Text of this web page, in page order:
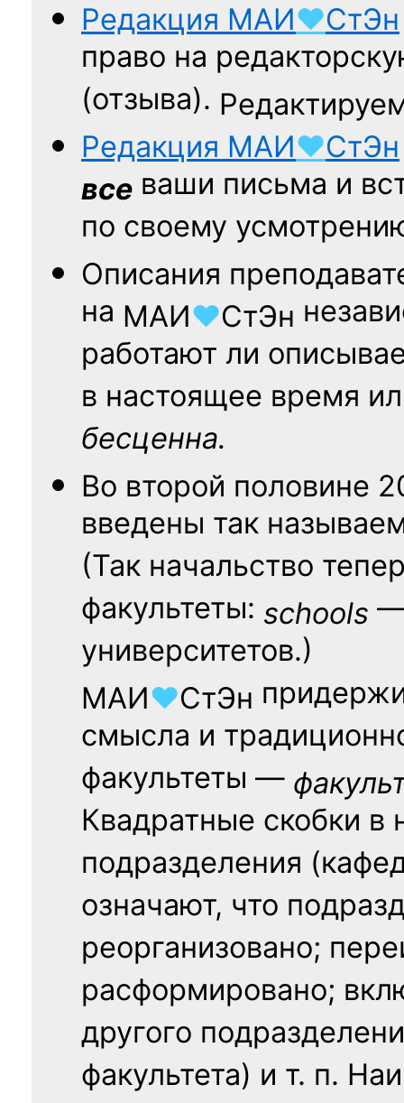
Редакция МАИ♥СтЭн
право на
(отзыва).
Редакция МАИ♥СтЭн
все ваши письма и
по своему
Описания
на МАИ♥СтЭн
работают ли
в настоящее время
бесценна.
Во второй половине
введены так
(Так начальство
факультеты: schools —
университетов.)
МАИ♥СтЭн
смысла и
факультеты —
Квадратные скобки в
подразделения
означают, что
реорганизовано;
расформировано;
другого
факультета) и т. п.